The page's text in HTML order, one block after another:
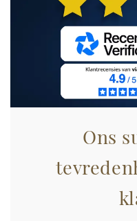
Utilizziamo i cookie per
annunci, per fornire
analizzare il nostro
informazioni sul modo
nostri partner che si
pubblicità e social
con altre informazioni
Ons